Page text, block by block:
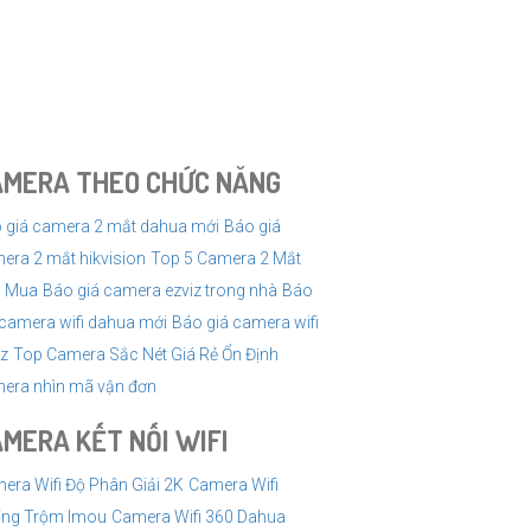
sát một cách hiệu quả nhất.
IP. Đám mây hoặc máy chủ lưu trữ nội bộ
phẩm và dịch vụ hậu mãi tốt.
với giá rẻ. Nếu bạn cần thêm thông tin hoặc có
THEO CHỨC NĂNG
giá camera 2 mắt dahua mới Báo giá
2 mắt hikvision Top 5 Camera 2 Mắt
Mua Báo giá camera ezviz trong nhà Báo
wifi dahua mới Báo giá camera wifi
Top Camera Sắc Nét Giá Rẻ Ổn Định
nhìn mã vận đơn
KẾT NỐI WIFI
Wifi Độ Phân Giải 2K Camera Wifi
Trộm Imou Camera Wifi 360 Dahua